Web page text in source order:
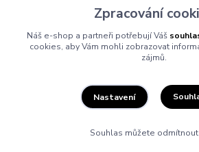
Tomáš Vlček
+420 702 090 443
volejte od 9,00 - 20,00 hod
info@elektromaterial.cz
Zpracování
Náš e-shop a partneři potřebují Váš
cookies, aby Vám mohli zobrazovat
zájmů.
Nastavení
Souhlas můžete odmítnout